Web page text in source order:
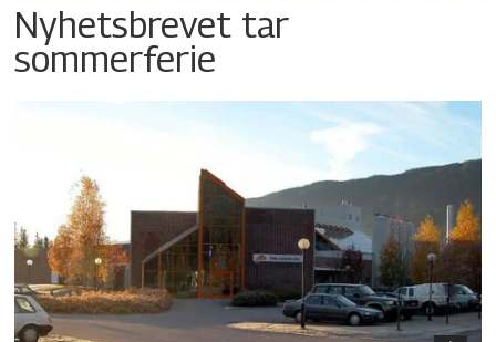
Nyhetsbrevet tar
sommerferie